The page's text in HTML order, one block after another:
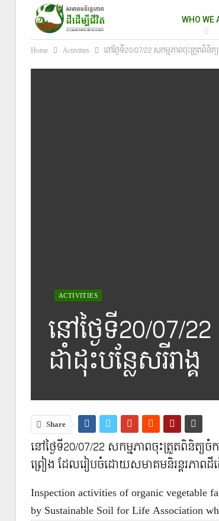
WHO WE
Home Activities នៅថ្ងៃទី20/07/22 សកម្មភាពចុះត្រួតពិនិត្
ACTIVITIES
នៅថ្ងៃទី20/07/
ដាំដុះបន្លែសរីរាង្គ
Share
នៅថ្ងៃទី20/07/22 សកម្មភាពចុះត្រួតពិនិត្
ព្រៀង ដែលរៀបចំដោយសមាគមនិរន្តរភាពដី
Inspection activities of organic vegetable
by Sustainable Soil for Life Association